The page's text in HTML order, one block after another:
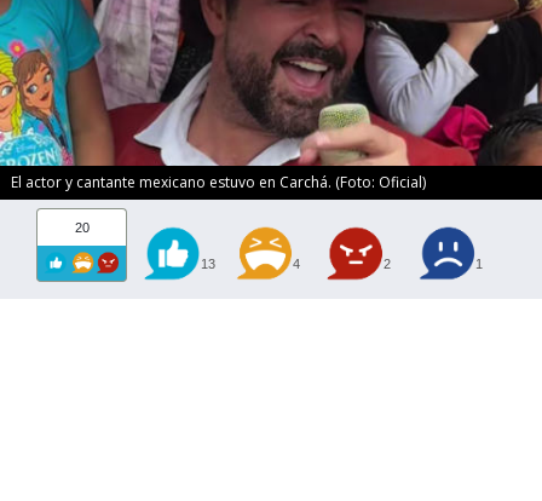
El actor y cantante mexicano estuvo en Carchá. (Foto: Oficial)
20
13 4 2 1